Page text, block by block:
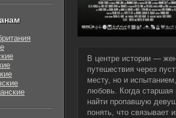
В центре истории —
путешествия через
месту, но и
любовь. Когда старшая
найти пропавшую
понять, что связывает